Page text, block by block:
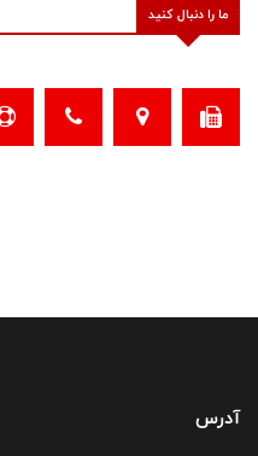
ما را دنبال کنید
آدرس